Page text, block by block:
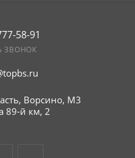
58-91
ЗВОНОК
Ворсино, М3
89-й км, 2